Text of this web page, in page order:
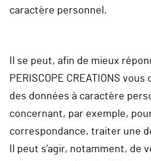
caractère personnel.
Il se peut, afin de mieux
PERISCOPE CREATIONS
des données à caractère
concernant, par exemple,
correspondance, traiter une
Il peut s’agir, notamment, de